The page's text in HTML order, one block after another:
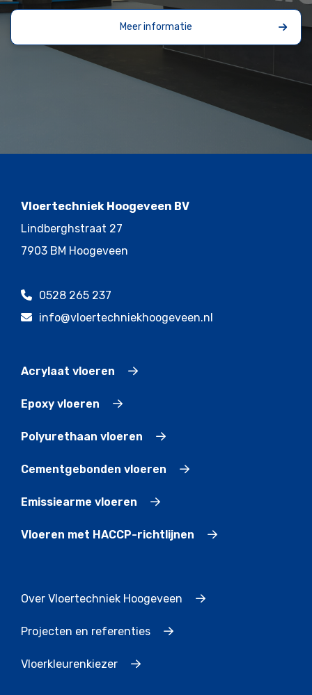
Meer informatie
Vloertechniek Hoogeveen BV
Lindberghstraat 27
7903 BM Hoogeveen
0528 265 237
info@vloertechniekhoogeveen.nl
Acrylaat vloeren
Epoxy vloeren
Polyurethaan vloeren
Cementgebonden vloeren
Emissiearme vloeren
Vloeren met HACCP-richtlijnen
Over Vloertechniek Hoogeveen
Projecten en referenties
Vloerkleurenkiezer